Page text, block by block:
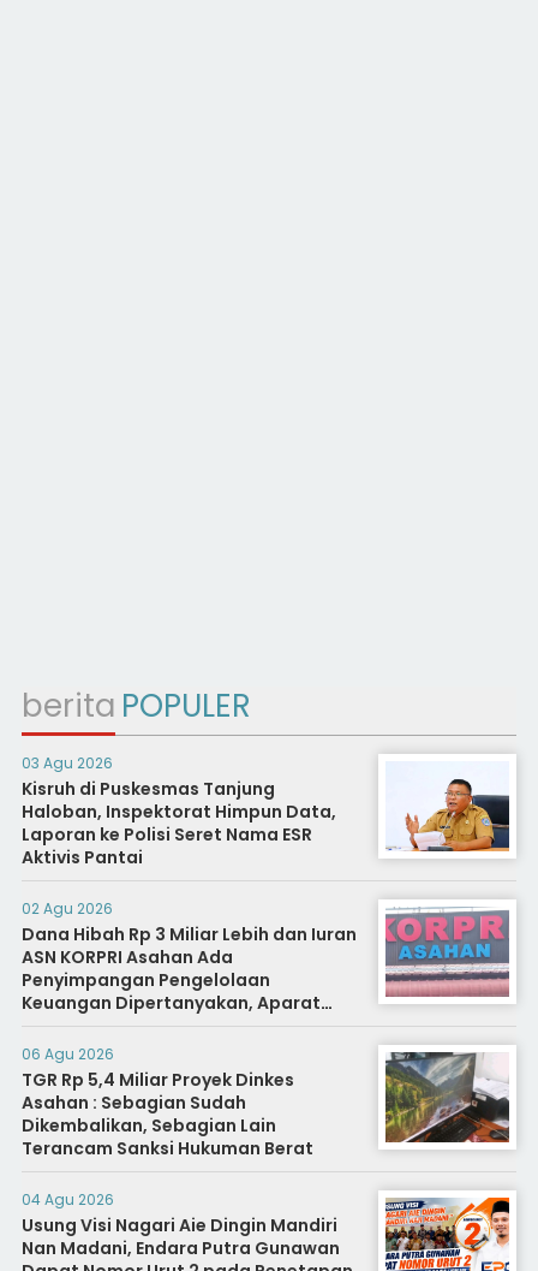
berita POPULER
03 Agu 2026
Kisruh di Puskesmas Tanjung
Haloban, Inspektorat Himpun Data,
Laporan ke Polisi Seret Nama ESR
Aktivis Pantai
02 Agu 2026
Dana Hibah Rp 3 Miliar Lebih dan Iuran
ASN KORPRI Asahan Ada
Penyimpangan Pengelolaan
Keuangan Dipertanyakan, Aparat
Diminta Segera Usut
06 Agu 2026
TGR Rp 5,4 Miliar Proyek Dinkes
Asahan : Sebagian Sudah
Dikembalikan, Sebagian Lain
Terancam Sanksi Hukuman Berat
04 Agu 2026
Usung Visi Nagari Aie Dingin Mandiri
Nan Madani, Endara Putra Gunawan